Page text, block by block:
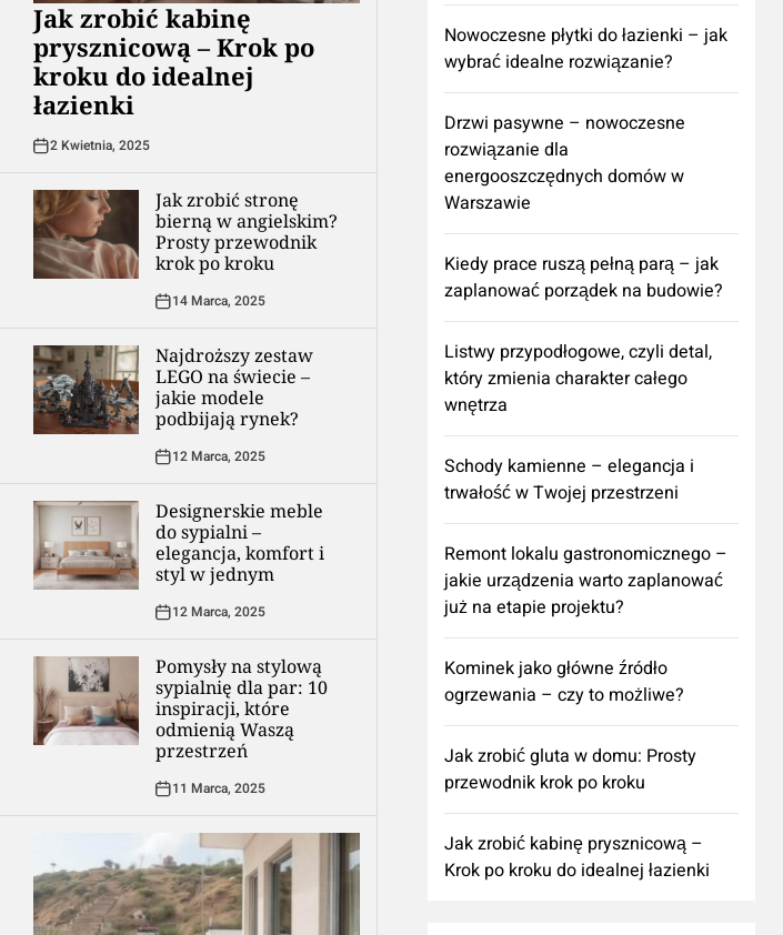
Jak zrobić kabinę
prysznicową – Krok po
kroku do idealnej
łazienki
2 Kwietnia, 2025
Jak zrobić stronę
bierną w angielskim?
Prosty przewodnik
krok po kroku
14 Marca, 2025
Najdroższy zestaw
LEGO na świecie –
jakie modele
podbijają rynek?
12 Marca, 2025
Designerskie meble
do sypialni –
elegancja, komfort i
styl w jednym
12 Marca, 2025
Pomysły na stylową
sypialnię dla par: 10
inspiracji, które
odmienią Waszą
przestrzeń
11 Marca, 2025
Nowoczesne płytki do łazienki – jak
wybrać idealne rozwiązanie?
Drzwi pasywne – nowoczesne
rozwiązanie dla
energooszczędnych domów w
Warszawie
Kiedy prace ruszą pełną parą – jak
zaplanować porządek na budowie?
Listwy przypodłogowe, czyli detal,
który zmienia charakter całego
wnętrza
Schody kamienne – elegancja i
trwałość w Twojej przestrzeni
​Remont lokalu gastronomicznego –
jakie urządzenia warto zaplanować
już na etapie projektu?
Kominek jako główne źródło
ogrzewania – czy to możliwe?
Jak zrobić gluta w domu: Prosty
przewodnik krok po kroku
Jak zrobić kabinę prysznicową –
Krok po kroku do idealnej łazienki